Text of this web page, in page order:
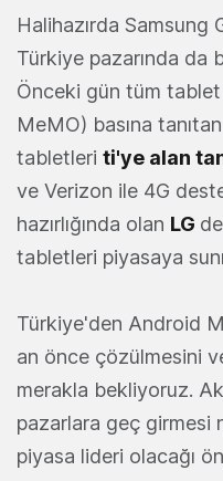
Halihazırda Samsung
Türkiye pazarında da
Önceki gün tüm tablet
MeMO) basına tanıtan
tabletleri ti'ye alan
ve Verizon ile 4G
hazırlığında olan LG
tabletleri piyasaya
Türkiye'den Android
an önce çözülmesini
merakla bekliyoruz.
pazarlara geç girmesi
piyasa lideri olacağı